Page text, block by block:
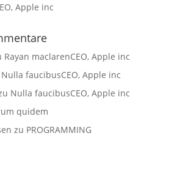
Apple inc
Rayan maclarenCEO, Apple inc
Nulla faucibusCEO, Apple inc
Nulla faucibusCEO, Apple inc
quidem
zu PROGRAMMING